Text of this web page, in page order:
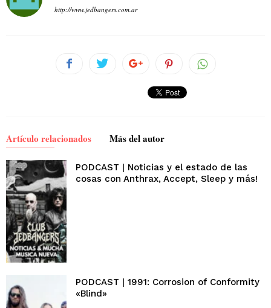
http://www.jedbangers.com.ar
Artículo relacionados Más del autor
PODCAST | Noticias y el estado de las
cosas con Anthrax, Accept, Sleep y más!
PODCAST | 1991: Corrosion of Conformity
«Blind»